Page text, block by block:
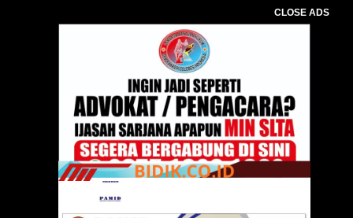
CLOSE ADS